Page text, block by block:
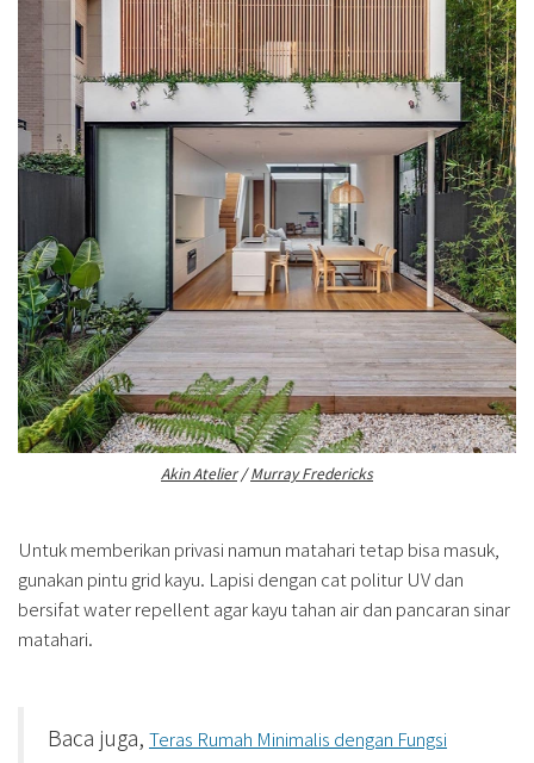
Akin Atelier/Murray Fredericks
Untuk memberikan privasi namun matahari tetap bisa masuk,
gunakan pintu grid kayu. Lapisi dengan cat politur UV dan
bersifat water repellent agar kayu tahan air dan pancaran sinar
matahari.
Baca juga, Teras Rumah Minimalis dengan Fungsi